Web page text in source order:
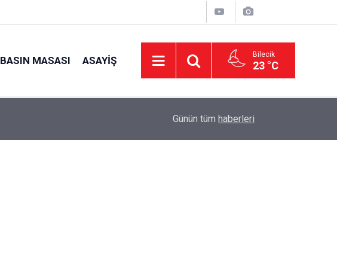
BASIN MASASI ASAYIŞ Bilecik
23 °C
OEDAŞ Türkiye’yi temsil edecek
Günün tüm haberleri